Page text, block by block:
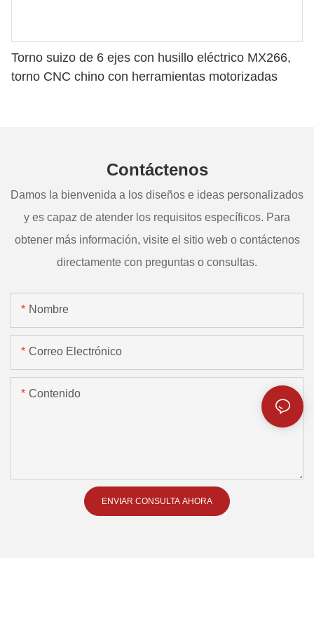
Torno suizo de 6 ejes con husillo eléctrico MX266,
torno CNC chino con herramientas motorizadas
Contáctenos
Damos la bienvenida a los diseños e ideas personalizados
y es capaz de atender los requisitos específicos. Para
obtener más información, visite el sitio web o contáctenos
directamente con preguntas o consultas.
Nombre
Correo Electrónico
Contenido
ENVIAR CONSULTA AHORA